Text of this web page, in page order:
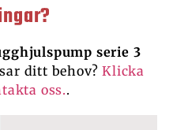
serie 3
ditt behov?Klicka
oss..